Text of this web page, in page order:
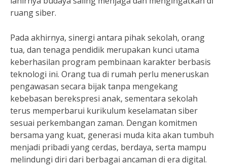
ruang siber.
Pada akhirnya, sinergi antara pihak sekolah, orang
tua, dan tenaga pendidik merupakan kunci utama
keberhasilan program pembinaan karakter berbasis
teknologi ini. Orang tua di rumah perlu meneruskan
pengawasan secara bijak tanpa mengekang
kebebasan berekspresi anak, sementara sekolah
terus memperbarui kurikulum keselamatan siber
sesuai perkembangan zaman. Dengan komitmen
bersama yang kuat, generasi muda kita akan tumbuh
menjadi pribadi yang cerdas, berdaya, serta mampu
melindungi diri dari berbagai ancaman di era digital.